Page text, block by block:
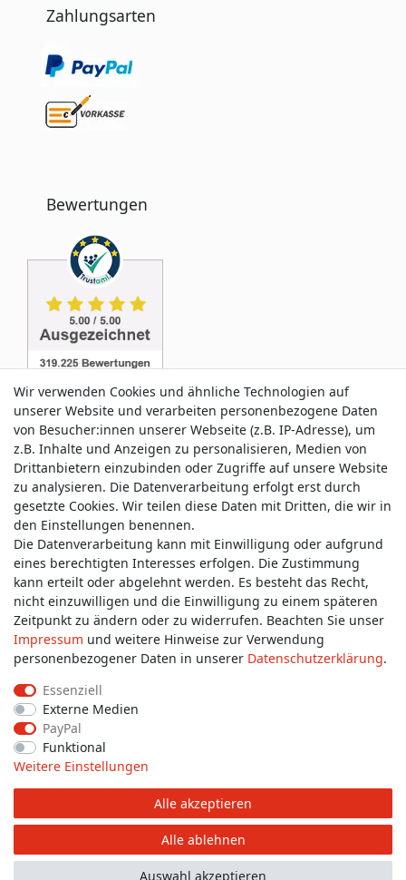
Zahlungsarten
Bewertungen
Service & Kontakt
Wünschen Sie einen Rückruf?
service@allmyclothes.de
Schreiben Sie uns:
service@allmyclothes.de
Impressum
Widerrufs­recht
© Copyright 2026 allmyclothes.de | Alle Rechte vorbehalten.
Wir verwenden Cookies und ähnliche Technologien auf
unserer Website und verarbeiten personenbezogene Daten
von Besucher:innen unserer Webseite (z.B. IP-Adresse), um
z.B. Inhalte und Anzeigen zu personalisieren, Medien von
Drittanbietern einzubinden oder Zugriffe auf unsere Website
zu analysieren. Die Datenverarbeitung erfolgt erst durch
gesetzte Cookies. Wir teilen diese Daten mit Dritten, die wir in
den Einstellungen benennen.
Die Datenverarbeitung kann mit Einwilligung oder aufgrund
eines berechtigten Interesses erfolgen. Die Zustimmung
kann erteilt oder abgelehnt werden. Es besteht das Recht,
nicht einzuwilligen und die Einwilligung zu einem späteren
Zeitpunkt zu ändern oder zu widerrufen. Beachten Sie unser
Impressum und weitere Hinweise zur Verwendung
personenbezogener Daten in unserer Daten­schutz­erklärung.
Essenziell
Externe Medien
PayPal
Funktional
Weitere Einstellungen
Alle akzeptieren
Alle ablehnen
Auswahl akzeptieren